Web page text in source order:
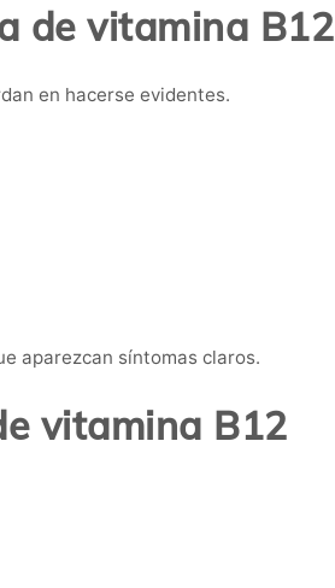
de vitamina B12
en hacerse evidentes.
aparezcan síntomas claros.
vitamina B12